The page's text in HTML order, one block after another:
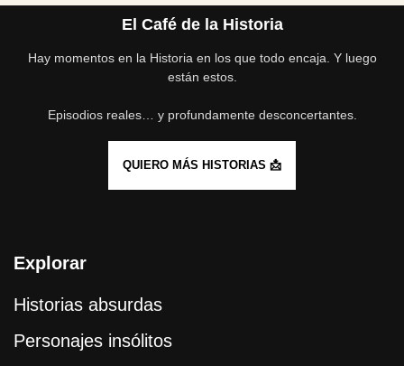
El Café de la Historia
Hay momentos en la Historia en los que todo encaja. Y luego
están estos.
Episodios reales… y profundamente desconcertantes.
QUIERO MÁS HISTORIAS 📩
Explorar
Historias absurdas
Personajes insólitos